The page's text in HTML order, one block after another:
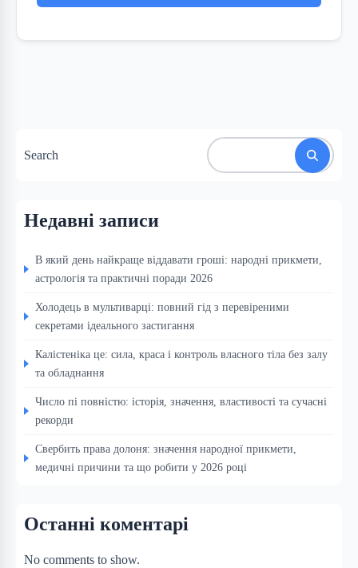
Search
Недавні записи
В який день найкраще віддавати гроші: народні прикмети,
астрологія та практичні поради 2026
Холодець в мультиварці: повний гід з перевіреними
секретами ідеального застигання
Калістеніка це: сила, краса і контроль власного тіла без залу
та обладнання
Число пі повністю: історія, значення, властивості та сучасні
рекорди
Свербить права долоня: значення народної прикмети,
медичні причини та що робити у 2026 році
Останні коментарі
No comments to show.